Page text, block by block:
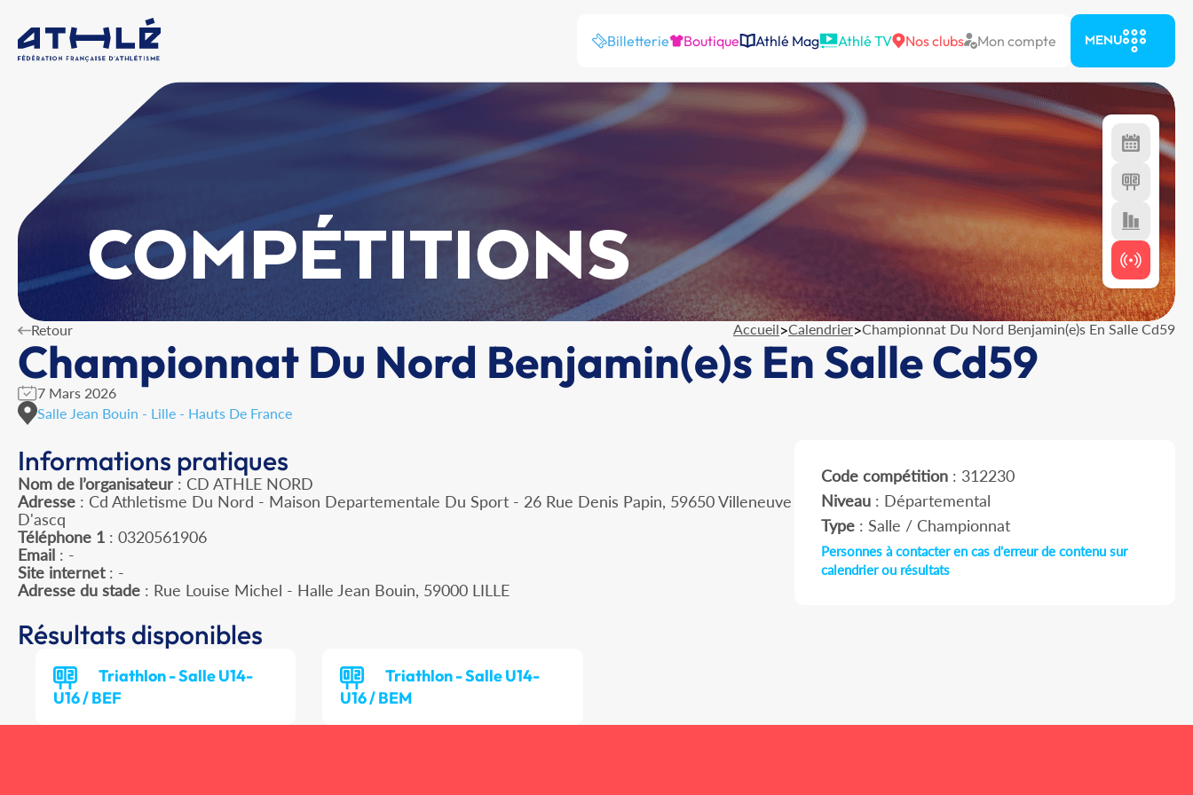
Billetterie Boutique Athlé Mag Athlé TV Nos clubs Mon compte MENU
COMPÉTITIONS
Retour Accueil>Calendrier>Championnat Du Nord Benjamin(e)s En Salle Cd59
Championnat Du Nord Benjamin(e)s En Salle Cd59
7 Mars 2026
Salle Jean Bouin - Lille - Hauts De France
Informations pratiques
Nom de l’organisateur : CD ATHLE NORD
Adresse : Cd Athletisme Du Nord - Maison Departementale Du Sport - 26 Rue Denis Papin, 59650 Villeneuve
D'ascq
Téléphone 1 : 0320561906
Email : -
Site internet: -
Adresse du stade : Rue Louise Michel - Halle Jean Bouin, 59000 LILLE
Code compétition : 312230
Niveau : Départemental
Type : Salle / Championnat
Personnes à contacter en cas d'erreur de contenu sur
calendrier ou résultats
Résultats disponibles
Triathlon - Salle U14-
U16 / BEF
Triathlon - Salle U14-
U16 / BEM